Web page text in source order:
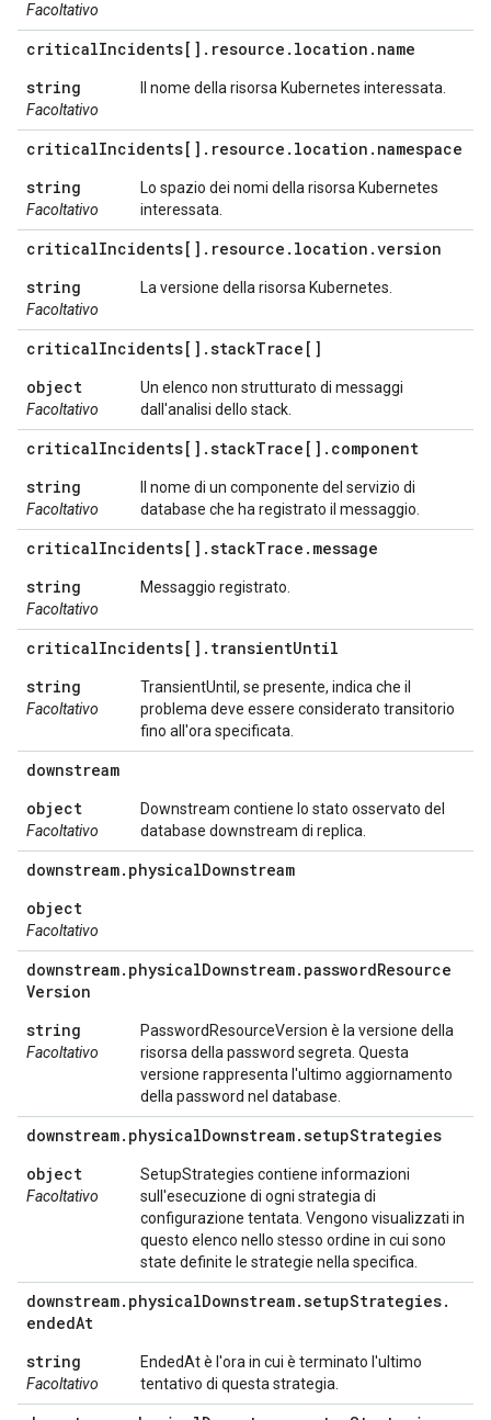
Facoltativo
criticalIncidents[] . resource . location . name
string
Facoltativo
Il nome della risorsa Kubernetes interessata.
criticalIncidents[] . resource . location . namespace
string
Facoltativo
Lo spazio dei nomi della risorsa Kubernetes
interessata.
criticalIncidents[] . resource . location .version
string
Facoltativo
La versione della risorsa Kubernetes.
criticalIncidents[] .stackTrace[]
object
Facoltativo
Un elenco non strutturato di messaggi
dall'analisi dello stack.
criticalIncidents[] .stackTrace[] . component
string
Facoltativo
Il nome di un componente del servizio di
database che ha registrato il messaggio.
criticalIncidents[] .stackTrace . message
string
Facoltativo
Messaggio registrato.
criticalIncidents[] . transientUntil
string
Facoltativo
TransientUntil, se presente, indica che il
problema deve essere considerato transitorio
fino all'ora specificata.
downstream
object
Facoltativo
Downstream contiene lo stato osservato del
database downstream di replica.
downstream. physicalDownstream
object
Facoltativo
downstream. physicalDownstream. passwordResource
Version
string
Facoltativo
PasswordResourceVersion è la versione della
risorsa della password segreta. Questa
versione rappresenta l'ultimo aggiornamento
della password nel database.
downstream. physicalDownstream.setupStrategies
object
Facoltativo
SetupStrategies contiene informazioni
sull'esecuzione di ogni strategia di
configurazione tentata. Vengono visualizzati in
questo elenco nello stesso ordine in cui sono
state definite le strategie nella specifica.
downstream. physicalDownstream.setupStrategies.
endedAt
string
Facoltativo
EndedAt è l'ora in cui è terminato l'ultimo
tentativo di questa strategia.